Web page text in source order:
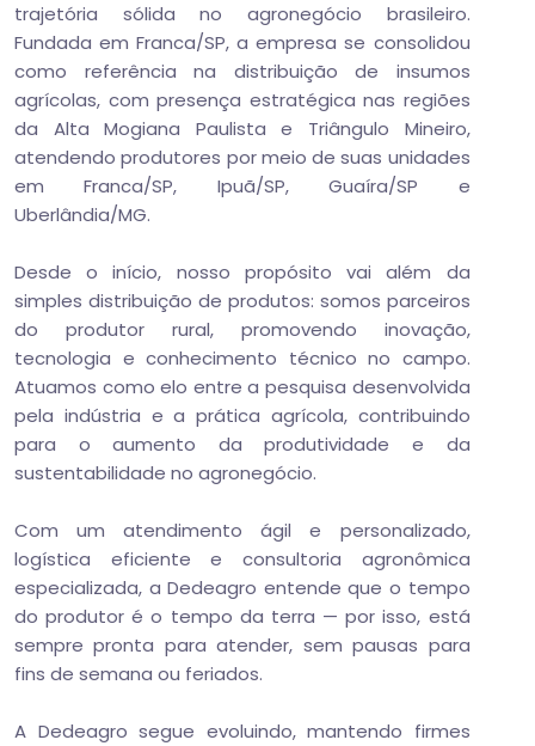
trajetória sólida no agronegócio brasileiro.
Fundada em Franca/SP, a empresa se consolidou
como referência na distribuição de insumos
agrícolas, com presença estratégica nas regiões
da Alta Mogiana Paulista e Triângulo Mineiro,
atendendo produtores por meio de suas unidades
em Franca/SP, Ipuã/SP, Guaíra/SP e
Uberlândia/MG.
Desde o início, nosso propósito vai além da
simples distribuição de produtos: somos parceiros
do produtor rural, promovendo inovação,
tecnologia e conhecimento técnico no campo.
Atuamos como elo entre a pesquisa desenvolvida
pela indústria e a prática agrícola, contribuindo
para o aumento da produtividade e da
sustentabilidade no agronegócio.
Com um atendimento ágil e personalizado,
logística eficiente e consultoria agronômica
especializada, a Dedeagro entende que o tempo
do produtor é o tempo da terra — por isso, está
sempre pronta para atender, sem pausas para
fins de semana ou feriados.
A Dedeagro segue evoluindo, mantendo firmes